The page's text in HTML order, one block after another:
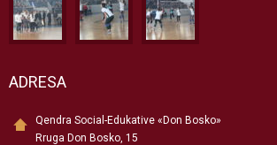
ADRESA
Qendra Social-Edukative «Don Bosko»
Rruga Don Bosko, 15